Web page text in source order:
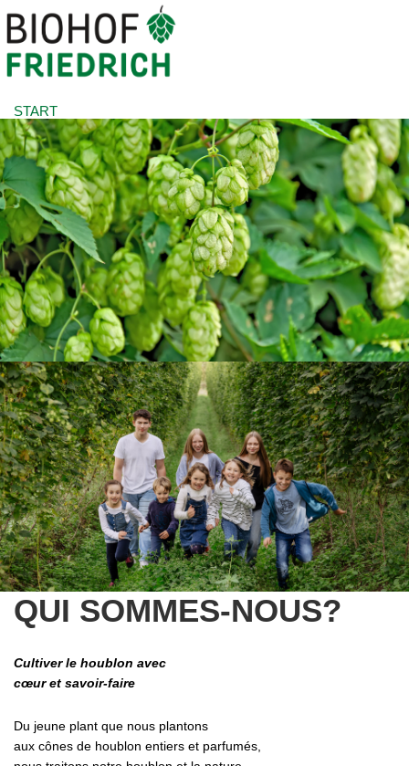
START
À PROPOS DE NOUS
HOUBLON BIO
BOUTIQUE
PRESSE
DOWNLOADS
CONTACT
FR
DEMANDER UN DEVIS PERSONNALISÉ
QUI SOMMES-NOUS?
Cultiver le houblon avec
cœur et savoir-faire
Du jeune plant que nous plantons
aux cônes de houblon entiers et parfumés,